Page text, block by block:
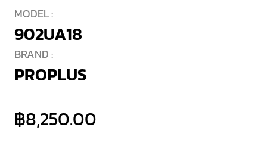
MODEL :
902UA18
BRAND :
PROPLUS
฿8,250.00